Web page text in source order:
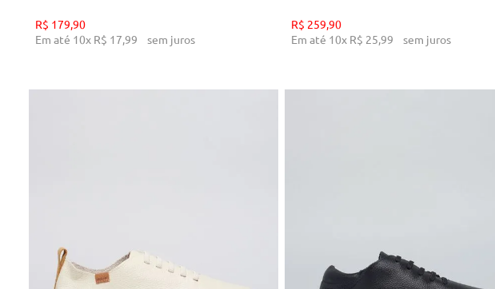
R$ 179,90
Em até 10x R$ 17,99 sem juros
R$ 259,90
Em até 10x R$ 25,99 sem juros